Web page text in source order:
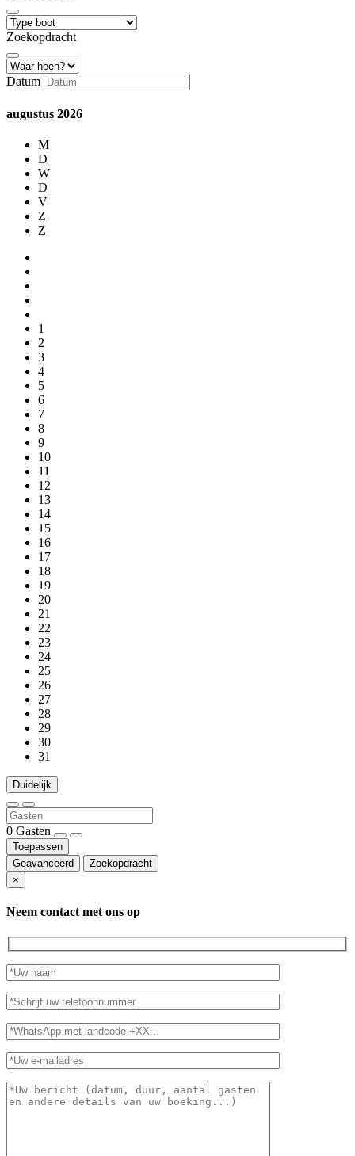
Zoekopdracht
Datum
augustus 2026
M
D
W
D
V
Z
Z
1
2
3
4
5
6
7
8
9
10
11
12
13
14
15
16
17
18
19
20
21
22
23
24
25
26
27
28
29
30
31
Duidelijk
0 Gasten
Toepassen
Geavanceerd
Zoekopdracht
×
Neem contact met ons op